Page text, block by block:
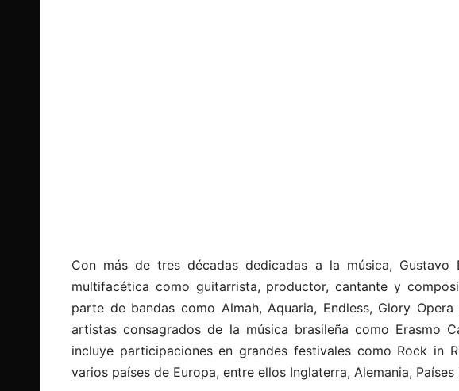
Con más de tres décadas dedicadas a la música,
multifacética como guitarrista, productor, cantante y
parte de bandas como Almah, Aquaria, Endless, Glory
artistas consagrados de la música brasileña como Erasmo
incluye participaciones en grandes festivales como Rock in
varios países de Europa, entre ellos Inglaterra, Alemania,